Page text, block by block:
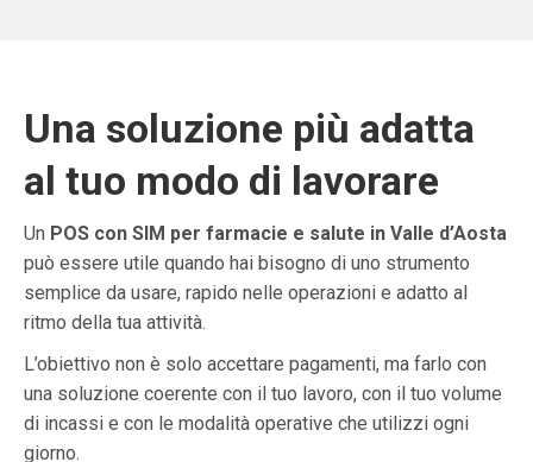
Una soluzione più adatta
al tuo modo di lavorare
Un POS con SIM per farmacie e salute in Valle d’Aosta
può essere utile quando hai bisogno di uno strumento
semplice da usare, rapido nelle operazioni e adatto al
ritmo della tua attività.
L’obiettivo non è solo accettare pagamenti, ma farlo con
una soluzione coerente con il tuo lavoro, con il tuo volume
di incassi e con le modalità operative che utilizzi ogni
giorno.